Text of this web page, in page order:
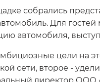
собрались
Для
автомобиля,
цели на
сети, второе -
директор